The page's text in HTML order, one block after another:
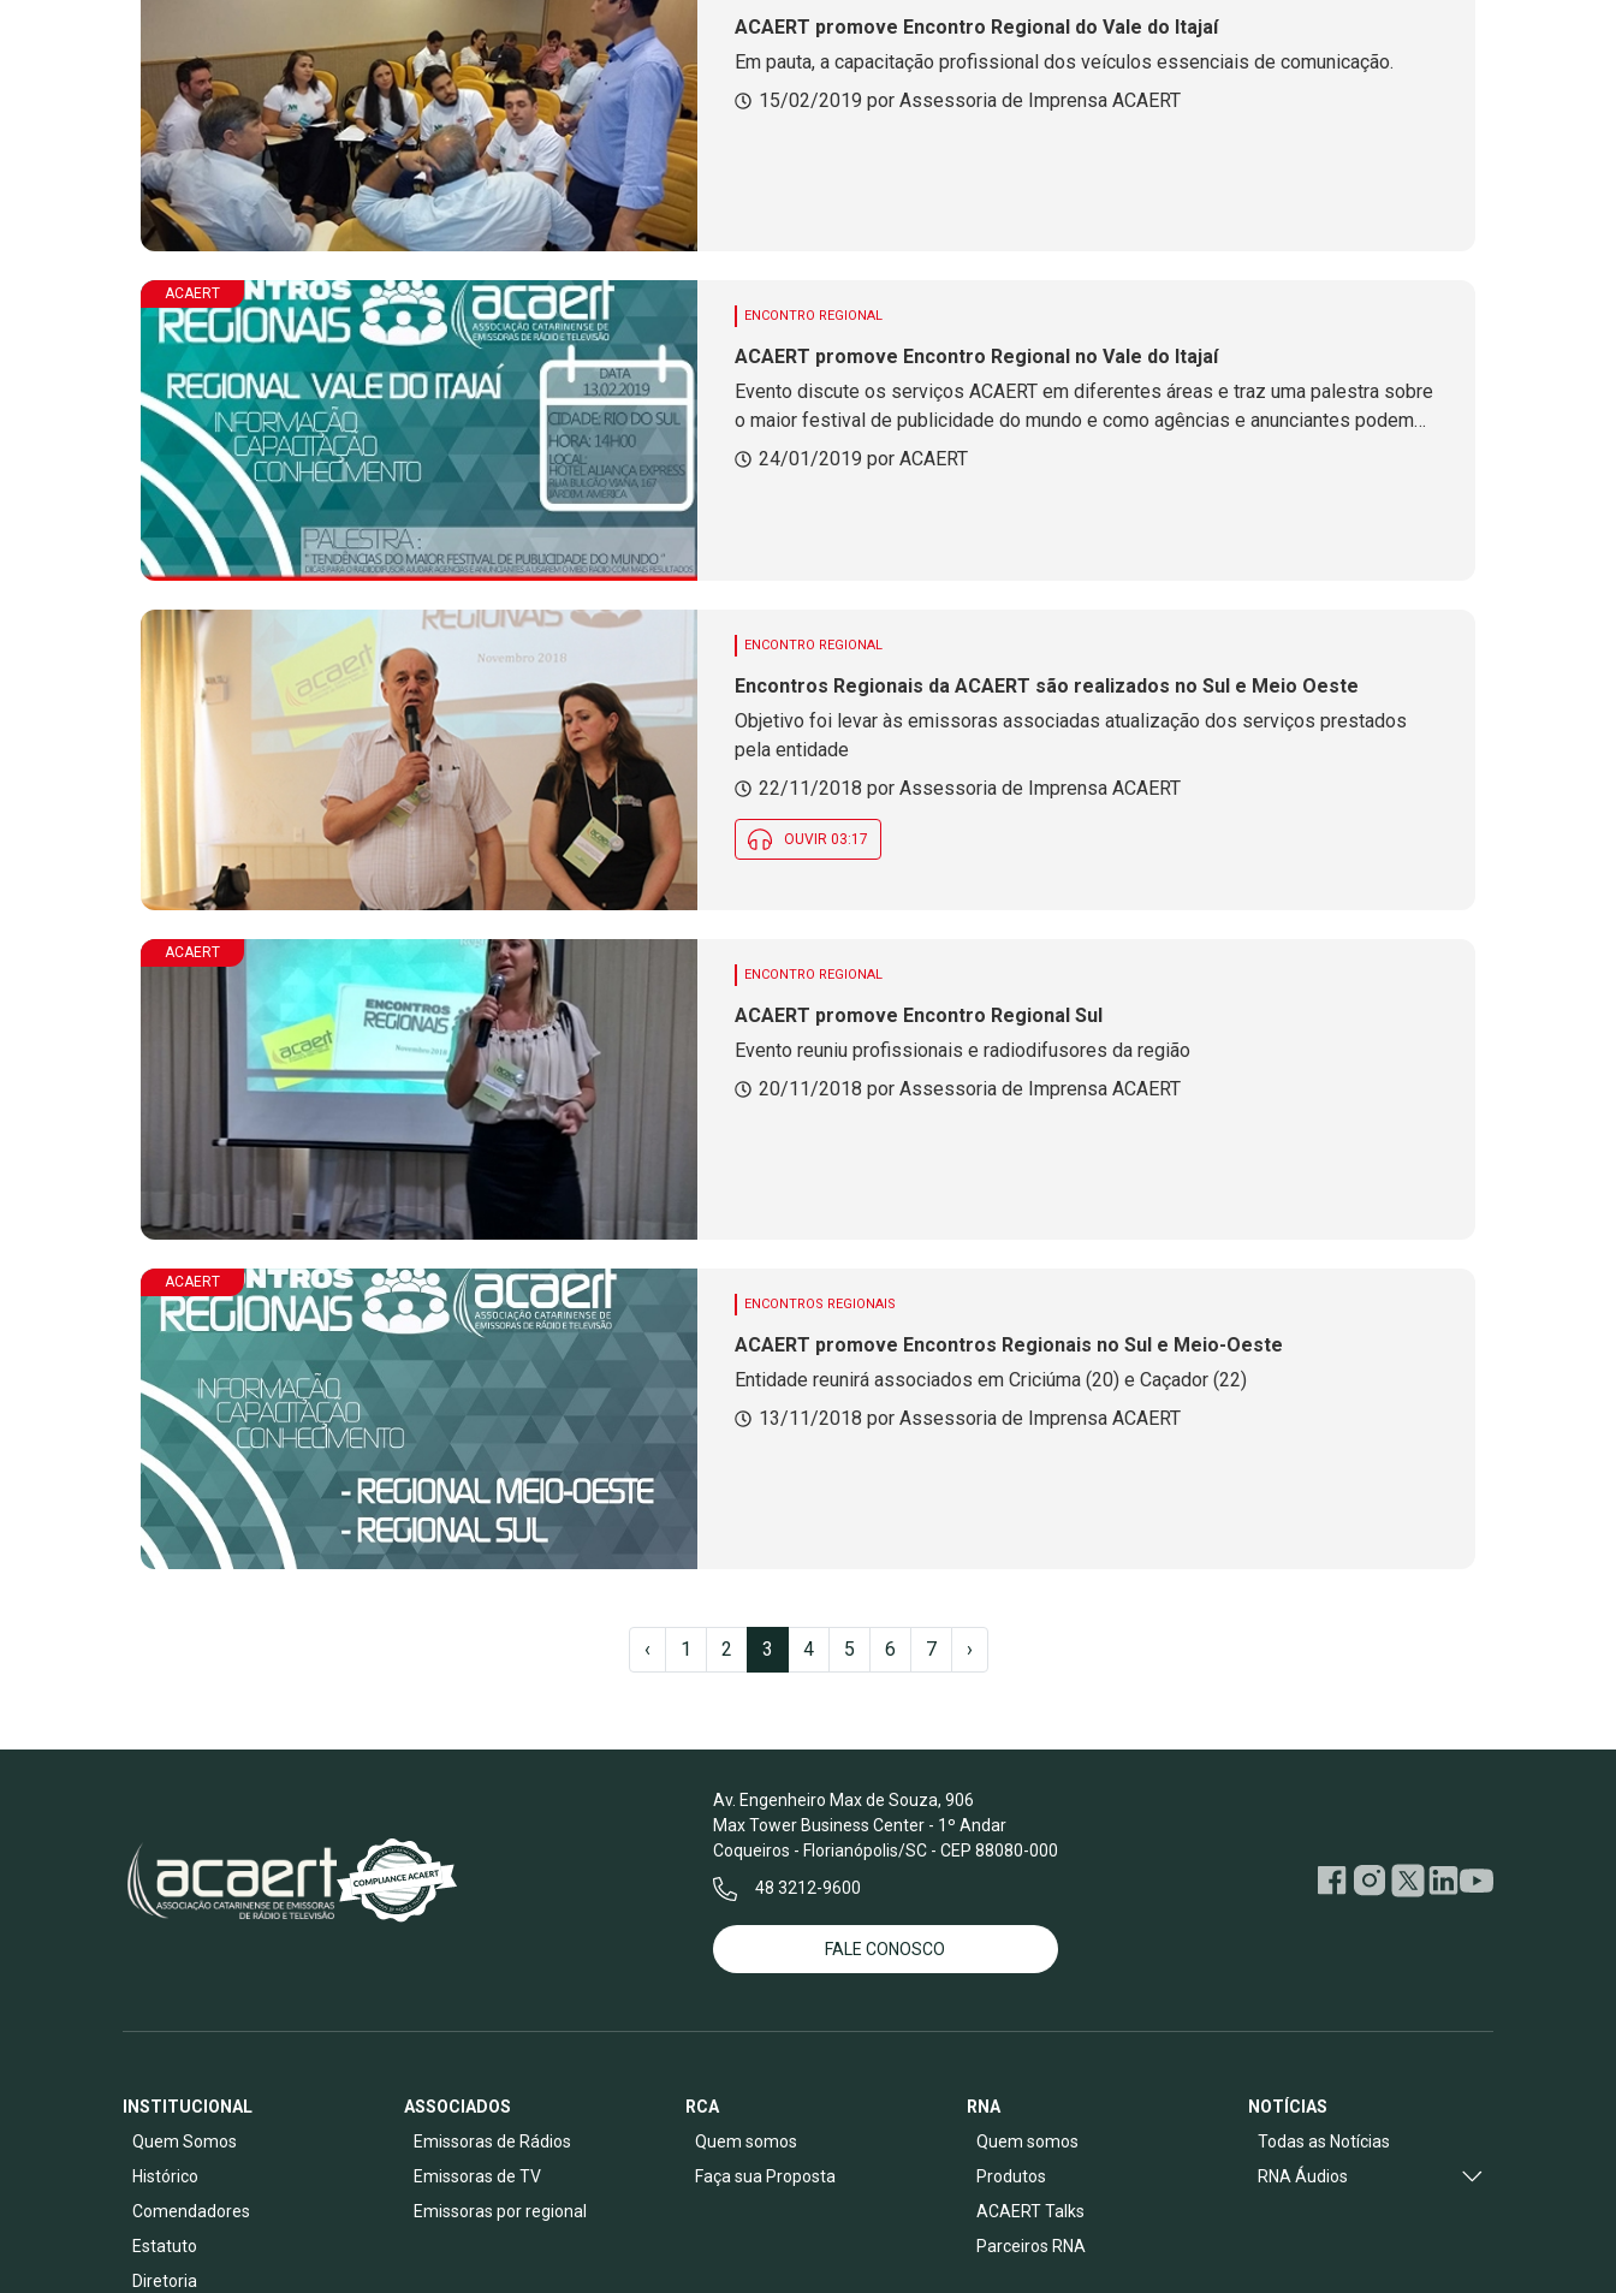
ACAERT promove Encontro Regional do Vale do Itajaí
Em pauta, a capacitação profissional dos veículos essenciais de comunicação.
15/02/2019 por Assessoria de Imprensa ACAERT
ACAERT
ENCONTRO REGIONAL
ACAERT promove Encontro Regional no Vale do Itajaí
Evento discute os serviços ACAERT em diferentes áreas e traz uma palestra sobre
o maior festival de publicidade do mundo e como agências e anunciantes podem
usar o Rádio com mais resultado
24/01/2019 por ACAERT
ENCONTRO REGIONAL
Encontros Regionais da ACAERT são realizados no Sul e Meio Oeste
Objetivo foi levar às emissoras associadas atualização dos serviços prestados
pela entidade
22/11/2018 por Assessoria de Imprensa ACAERT
OUVIR 03:17
ACAERT
ENCONTRO REGIONAL
ACAERT promove Encontro Regional Sul
Evento reuniu profissionais e radiodifusores da região
20/11/2018 por Assessoria de Imprensa ACAERT
ACAERT
ENCONTROS REGIONAIS
ACAERT promove Encontros Regionais no Sul e Meio-Oeste
Entidade reunirá associados em Criciúma (20) e Caçador (22)
13/11/2018 por Assessoria de Imprensa ACAERT
‹ 1 2 3 4 5 6 7 ›
Av. Engenheiro Max de Souza, 906
Max Tower Business Center - 1º Andar
Coqueiros - Florianópolis/SC - CEP 88080-000
48 3212-9600
FALE CONOSCO
INSTITUCIONAL
Quem Somos
Histórico
Comendadores
Estatuto
Diretoria
ASSOCIADOS
Emissoras de Rádios
Emissoras de TV
Emissoras por regional
RCA
Quem somos
Faça sua Proposta
RNA
Quem somos
Produtos
ACAERT Talks
Parceiros RNA
NOTÍCIAS
Todas as Notícias
RNA Áudios